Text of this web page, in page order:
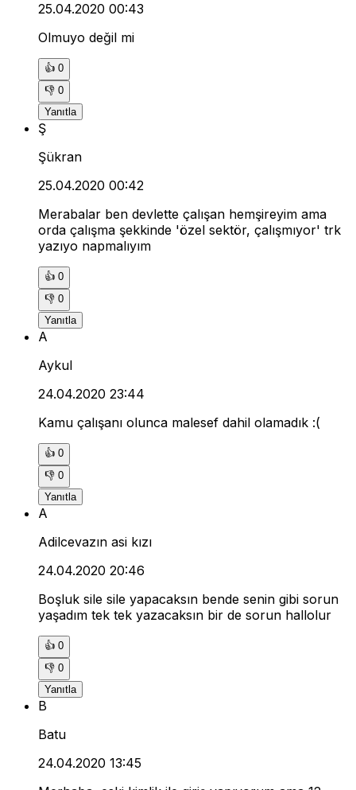
25.04.2020 00:43
Olmuyo değil mi
👍 0
👎 0
Yanıtla
Ş
Şükran
25.04.2020 00:42
Merabalar ben devlette çalışan hemşireyim ama
orda çalışma şekkinde 'özel sektör, çalışmıyor' trk
yazıyo napmalıyım
👍 0
👎 0
Yanıtla
A
Aykul
24.04.2020 23:44
Kamu çalışanı olunca malesef dahil olamadık :(
👍 0
👎 0
Yanıtla
A
Adilcevazın asi kızı
24.04.2020 20:46
Boşluk sile sile yapacaksın bende senin gibi sorun
yaşadım tek tek yazacaksın bir de sorun hallolur
👍 0
👎 0
Yanıtla
B
Batu
24.04.2020 13:45